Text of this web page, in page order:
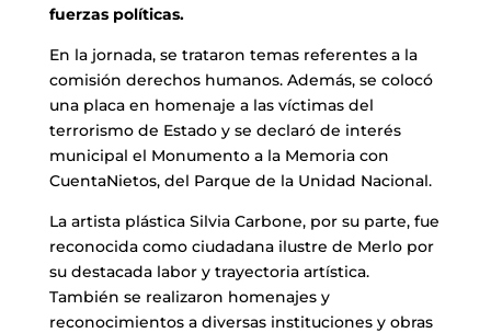
fuerzas políticas.
En la jornada, se trataron temas referentes a la
comisión derechos humanos. Además, se colocó
una placa en homenaje a las víctimas del
terrorismo de Estado y se declaró de interés
municipal el Monumento a la Memoria con
CuentaNietos, del Parque de la Unidad Nacional.
La artista plástica Silvia Carbone, por su parte, fue
reconocida como ciudadana ilustre de Merlo por
su destacada labor y trayectoria artística.
También se realizaron homenajes y
reconocimientos a diversas instituciones y obras